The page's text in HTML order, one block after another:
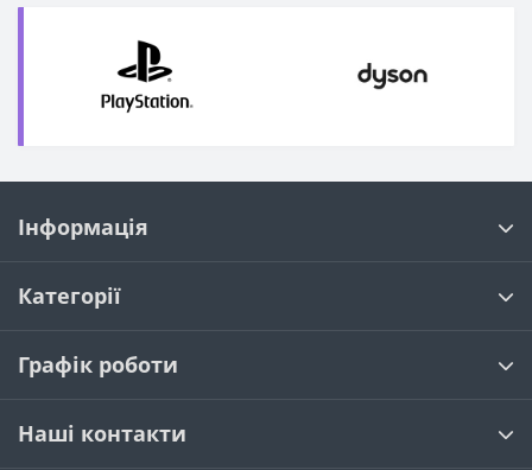
Інформація
Категорії
Графік роботи
Наші контакти